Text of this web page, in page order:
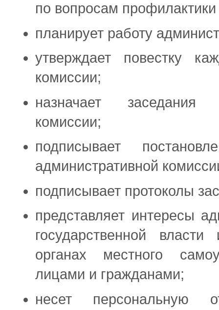
по вопросам
планирует работу
утверждает повестку
комиссии;
назначает заседания
комиссии;
подписывает
административной
подписывает протоколы
представляет интересы
государственной
органах местного
лицами и гражданами;
несет персональную